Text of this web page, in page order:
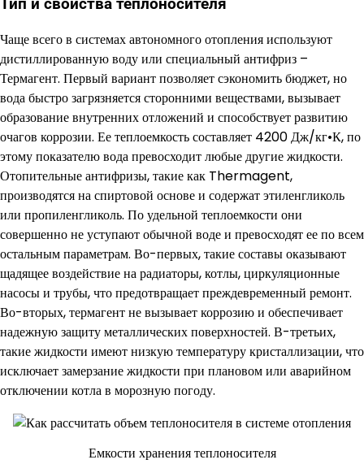
Тип и свойства теплоносителя
Чаще всего в системах автономного отопления используют
дистиллированную воду или специальный антифриз –
Термагент. Первый вариант позволяет сэкономить бюджет, но
вода быстро загрязняется сторонними веществами, вызывает
образование внутренних отложений и способствует развитию
очагов коррозии. Ее теплоемкость составляет 4200 Дж/кг•К, по
этому показателю вода превосходит любые другие жидкости.
Отопительные антифризы, такие как Thermagent,
производятся на спиртовой основе и содержат этиленгликоль
или пропиленгликоль. По удельной теплоемкости они
совершенно не уступают обычной воде и превосходят ее по всем
остальным параметрам. Во-первых, такие составы оказывают
щадящее воздействие на радиаторы, котлы, циркуляционные
насосы и трубы, что предотвращает преждевременный ремонт.
Во-вторых, термагент не вызывает коррозию и обеспечивает
надежную защиту металлических поверхностей. В-третьих,
такие жидкости имеют низкую температуру кристаллизации, что
исключает замерзание жидкости при плановом или аварийном
отключении котла в морозную погоду.
Емкости хранения теплоносителя